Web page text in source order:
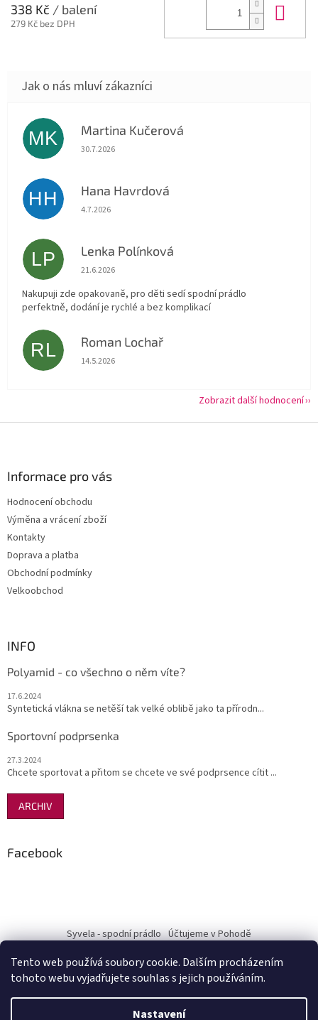
Tento web používá soubory cookie. Dalším procházením
tohoto webu vyjadřujete souhlas s jejich používáním.
Nastavení
338 Kč / balení
279 Kč bez DPH
MK Martina Kučerová
Hodnocení obchodu je 5 z 5 hvězdiček.
30.7.2026
HH Hana Havrdová
Hodnocení obchodu je 5 z 5 hvězdiček.
4.7.2026
LP Lenka Polínková
Hodnocení obchodu je 5 z 5 hvězdiček.
21.6.2026
Nakupuji zde opakovaně, pro děti sedí spodní prádlo
perfektně, dodání je rychlé a bez komplikací
RL Roman Lochař
Hodnocení obchodu je 5 z 5 hvězdiček.
14.5.2026
Zobrazit další hodnocení
Informace pro vás
Hodnocení obchodu
Výměna a vrácení zboží
Kontakty
Doprava a platba
Obchodní podmínky
Velkoobchod
INFO
Polyamid - co všechno o něm víte?
17.6.2024
Syntetická vlákna se netěší tak velké oblibě jako ta přírodn...
Sportovní podprsenka
27.3.2024
Chcete sportovat a přitom se chcete ve své podprsence cítit ...
ARCHIV
Facebook
Syvela - spodní prádlo Účtujeme v Pohodě